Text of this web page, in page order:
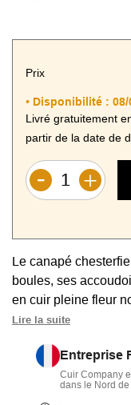
Prix
• Disponibilité : 08/
Livré gratuitement
partir de la date de
Le canapé
boules, ses
en cuir pleine fleur
moelleux à la tenue
Lire la suite
Entreprise
Cuir Company
dans le Nord